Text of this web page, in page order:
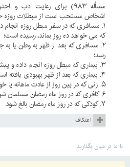
مسأله ۹۸۳) برای رعایت ادب
اشخاص مستحب است از مبطلات روزه
۱. مسافری که در سفر مبطل روزه
که می خواهد ده روز بماند، رسیده است؛
۲. مسافری که بعد از ظهر به وطن یا
رسد؛
۳. بیماری که مبطل روزه انجام داده و پیش از ظهر بهبودی یافته است؛
۴. بیماری که بعد از ظهر بهبودی یافته است؛
۵. زنی که در بین روز از عادت ماهانه یا خونریزی زایمان پاک شود؛
۶. کافری که در روز ماه رمضان مسلمان شود؛
۷. کودکی که در روز ماه رمضان بالغ شود.
اعتكاف
با ما در میان بگذارید